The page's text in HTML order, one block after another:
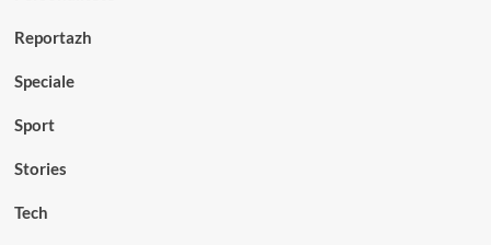
Reportazh
Speciale
Sport
Stories
Tech